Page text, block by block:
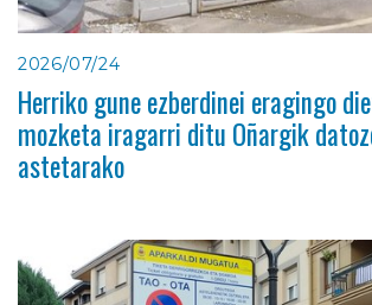
2026/07/24
Herriko gune ezberdinei eragingo
mozketa iragarri ditu Oñargik
astetarako